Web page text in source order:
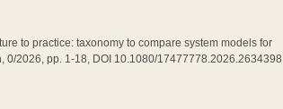
to practice: taxonomy to compare system models for
2026, pp. 1-18, DOI 10.1080/17477778.2026.2634398